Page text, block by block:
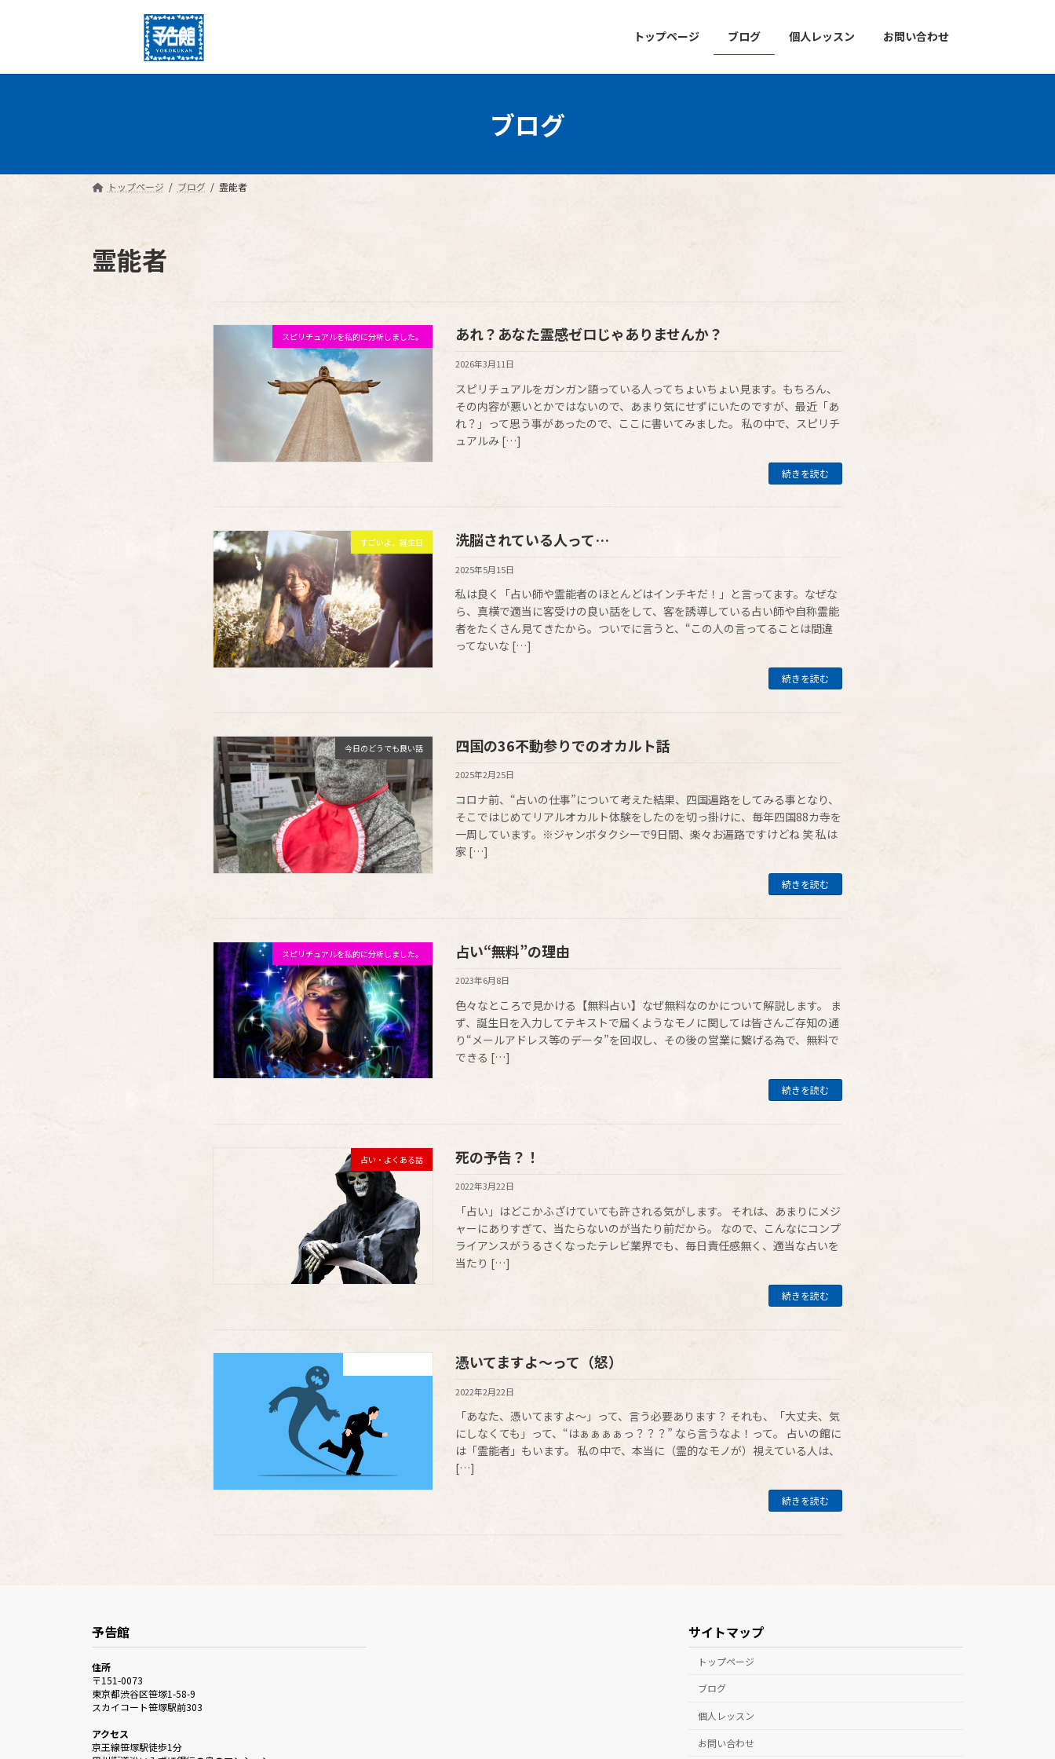
プ
動
トップページ ブログ 個人レッスン お問い合わせ
ブログ
トップページ ブログ 霊能者
霊能者
スピリチュアルを私的に分析しました。 あれ？あなた霊感ゼロじゃありませんか？
2026年3月11日
スピリチュアルをガンガン語っている人ってちょいちょい見ます。もちろん、
その内容が悪いとかではないので、あまり気にせずにいたのですが、最近「あ
れ？」って思う事があったので、ここに書いてみました。 私の中で、スピリチ
ュアルみ […]
続きを読む
すごいよ、誕生日 洗脳されている人って…
2025年5月15日
私は良く「占い師や霊能者のほとんどはインチキだ！」と言ってます。なぜな
ら、真横で適当に客受けの良い話をして、客を誘導している占い師や自称霊能
者をたくさん見てきたから。ついでに言うと、“この人の言ってることは間違
ってないな […]
続きを読む
今日のどうでも良い話 四国の36不動参りでのオカルト話
2025年2月25日
コロナ前、“占いの仕事”について考えた結果、四国遍路をしてみる事となり、
そこではじめてリアルオカルト体験をしたのを切っ掛けに、毎年四国88カ寺を
一周しています。※ジャンボタクシーで9日間、楽々お遍路ですけどね 笑 私は
家 […]
続きを読む
スピリチュアルを私的に分析しました。 占い“無料”の理由
2023年6月8日
色々なところで見かける【無料占い】なぜ無料なのかについて解説します。 ま
ず、誕生日を入力してテキストで届くようなモノに関しては皆さんご存知の通
り“メールアドレス等のデータ”を回収し、その後の営業に繋げる為で、無料で
できる […]
続きを読む
占い・よくある話 死の予告？！
2022年3月22日
「占い」はどこかふざけていても許される気がします。 それは、あまりにメジ
ャーにありすぎて、当たらないのが当たり前だから。 なので、こんなにコンプ
ライアンスがうるさくなったテレビ業界でも、毎日責任感無く、適当な占いを
当たり […]
続きを読む
憑いてますよ～って（怒）
2022年2月22日
「あなた、憑いてますよ～」って、言う必要あります？ それも、「大丈夫、気
にしなくても」って、“はぁぁぁぁっ？？？” なら言うなよ！って。 占いの館に
は「霊能者」もいます。 私の中で、本当に（霊的なモノが）視えている人は、
[…]
続きを読む
予告館
住所
〒151-0073
東京都渋谷区笹塚1-58-9
スカイコート笹塚駅前303
アクセス
京王線笹塚駅徒歩1分
サイトマップ
トップページ
ブログ
個人レッスン
お問い合わせ